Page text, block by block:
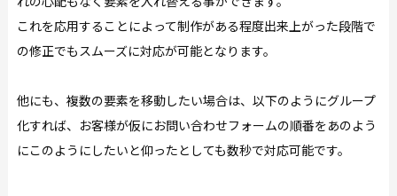
これを応用することによって制作がある程度出来上がった段階で
の修正でもスムーズに対応が可能となります。
他にも、複数の要素を移動したい場合は、以下のようにグループ
化すれば、お客様が仮にお問い合わせフォームの順番をあのよう
にこのようにしたいと仰ったとしても数秒で対応可能です。